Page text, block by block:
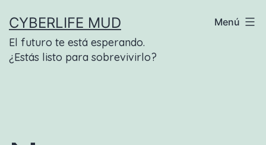
contenido
CYBERLIFE MUD
El futuro te está esperando.
¿Estás listo para sobrevivirlo?
Menú